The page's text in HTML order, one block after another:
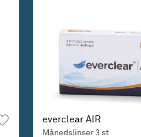
everclear AIR
Månedslinser 3 st